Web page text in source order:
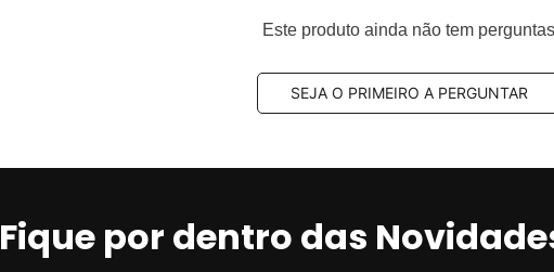
Este produto ainda não tem perguntas
SEJA O PRIMEIRO A PERGUNTAR
Fique por dentro das